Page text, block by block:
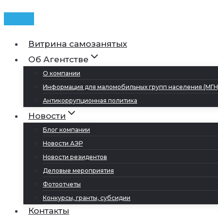
Витрина самозанятых
Об Агентстве
О компании
Информация для маломобильных групп населения
Антикоррупционная политика
Новости
Блог компании
Новости АЭР
Новости резидентов
Деловые мероприятия
Фотоотчеты
Конкурсы, гранты, субсидии
Контакты